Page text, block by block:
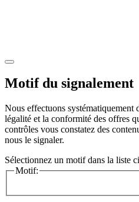
Motif du signalement
Nous effectuons systématiquement
légalité et la conformité des offres
contrôles vous constatez des
nous le signaler.
Sélectionnez un motif dans la liste
Motif: